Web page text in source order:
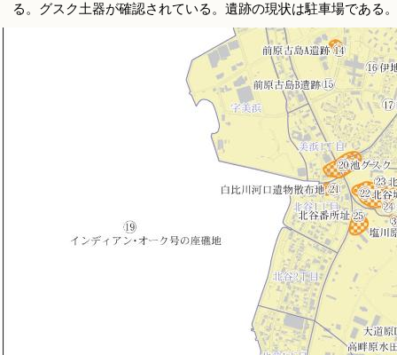
る。グスク土器が確認されている。遺跡の現状は駐車場である。